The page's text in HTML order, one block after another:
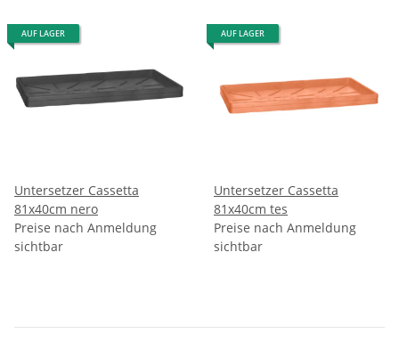
AUF LAGER
Untersetzer Cassetta
81x40cm nero
Preise nach Anmeldung
sichtbar
AUF LAGER
Untersetzer Cassetta
81x40cm tes
Preise nach Anmeldung
sichtbar